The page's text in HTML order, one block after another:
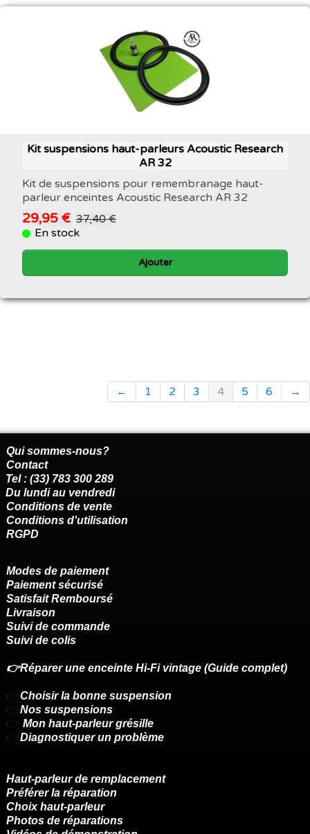
Kit suspensions haut-parleurs Acoustic Research
AR 32
Kit de suspensions pour remembranage haut-
parleur enceintes Acoustic Research AR 32
29,95 € 37,40 €
En stock
Ajouter
← 1 2 3 4 5 6 →
Qui sommes-nous?
Contact
Tel : (33) 783 300 289
Du lundi au vendredi
Conditions de vente
Conditions d'utilisation
RGPD
Modes de paiement
Paiement sécurisé
Satisfait Remboursé
Livraison
Suivi de commande
Suivi de colis
👉Réparer une enceinte Hi-Fi vintage (Guide complet)
👉 Choisir la bonne suspension
👉 Nos suspensions
👉 Mon haut-parleur grésille
👉 Diagnostiquer un problème
Haut-parleur de remplacement
Préférer la réparation
Choix haut-parleur
Photos de réparations